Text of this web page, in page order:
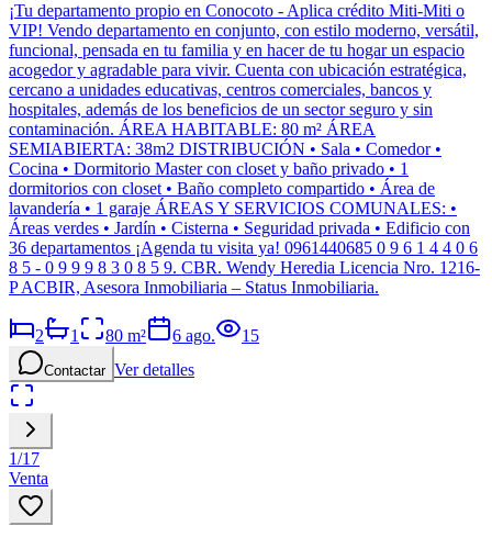
¡Tu departamento propio en Conocoto - Aplica crédito Miti-Miti o
VIP! Vendo departamento en conjunto, con estilo moderno, versátil,
funcional, pensada en tu familia y en hacer de tu hogar un espacio
acogedor y agradable para vivir. Cuenta con ubicación estratégica,
cercano a unidades educativas, centros comerciales, bancos y
hospitales, además de los beneficios de un sector seguro y sin
contaminación. ÁREA HABITABLE: 80 m² ÁREA
SEMIABIERTA: 38m2 DISTRIBUCIÓN • Sala • Comedor •
Cocina • Dormitorio Master con closet y baño privado • 1
dormitorios con closet • Baño completo compartido • Área de
lavandería • 1 garaje ÁREAS Y SERVICIOS COMUNALES: •
Áreas verdes • Jardín • Cisterna • Seguridad privada • Edificio con
36 departamentos ¡Agenda tu visita ya! 0961440685 0 9 6 1 4 4 0 6
8 5 - 0 9 9 9 8 3 0 8 5 9. CBR. Wendy Heredia Licencia Nro. 1216-
P ACBIR, Asesora Inmobiliaria – Status Inmobiliaria.
2 1 80 m² 6 ago. 15
Contactar Ver detalles
1/17
Venta